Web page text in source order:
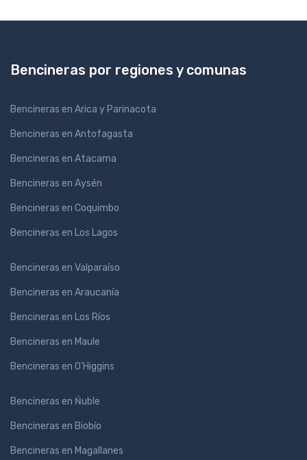
Bencineras por regiones y comunas
Bencineras en Arica y Parinacota
Bencineras en Antofagasta
Bencineras en Atacama
Bencineras en Aysén
Bencineras en Coquimbo
Bencineras en Los Lagos
Bencineras en Valparaíso
Bencineras en Araucanía
Bencineras en Los Ríos
Bencineras en Maule
Bencineras en O'Higgins
Bencineras en Ńuble
Bencineras en Biobío
Bencineras en Magallanes